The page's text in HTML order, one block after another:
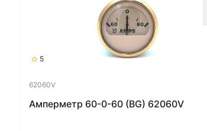
5
62060V
Амперметр 60-0-60 (BG) 62060V